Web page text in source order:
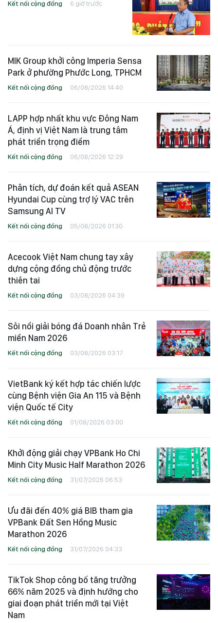
Kết nối cộng đồng 6 giờ trước
MIK Group khởi công Imperia Sensa
Park ở phường Phước Long, TPHCM
Kết nối cộng đồng 06/08/2026 14:40
LAPP hợp nhất khu vực Đông Nam
Á, định vị Việt Nam là trung tâm
phát triển trọng điểm
Kết nối cộng đồng 06/08/2026 12:29
Phân tích, dự đoán kết quả ASEAN
Hyundai Cup cùng trợ lý VAC trên
Samsung AI TV
Kết nối cộng đồng 05/08/2026 01:30
Acecook Việt Nam chung tay xây
dựng cộng đồng chủ động trước
thiên tai
Kết nối cộng đồng 03/08/2026 04:39
Sôi nổi giải bóng đá Doanh nhân Trẻ
miền Nam 2026
Kết nối cộng đồng 03/08/2026 03:17
VietBank ký kết hợp tác chiến lược
cùng Bệnh viện Gia An 115 và Bệnh
viện Quốc tế City
Kết nối cộng đồng 01/08/2026 03:00
Khởi động giải chạy VPBank Ho Chi
Minh City Music Half Marathon 2026
Kết nối cộng đồng 31/07/2026 06:53
Ưu đãi đến 40% giá BIB tham gia
VPBank Đất Sen Hồng Music
Marathon 2026
Kết nối cộng đồng 31/07/2026 04:33
TikTok Shop công bố tăng trưởng
66% năm 2025 và định hướng cho
giai đoạn phát triển mới tại Việt
Nam